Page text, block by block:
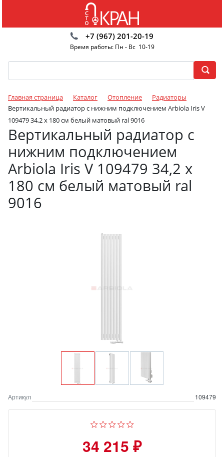
+7 (967) 201-20-19
Время работы: Пн - Вс 10-19
Главная страница Каталог Отопление
Радиаторы
Вертикальный радиатор с нижним подключением Arbiola Iris V
109479 34,2 х 180 см белый матовый ral 9016
Вертикальный радиатор с
нижним подключением
Arbiola Iris V 109479 34,2 х
180 см белый матовый ral
9016
Артикул 109479
34 215 ₽